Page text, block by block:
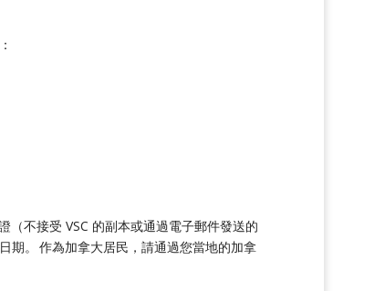
不接受 VSC 的副本或通過電子郵件發送的
期。 作為加拿大居民，請通過您當地的加拿